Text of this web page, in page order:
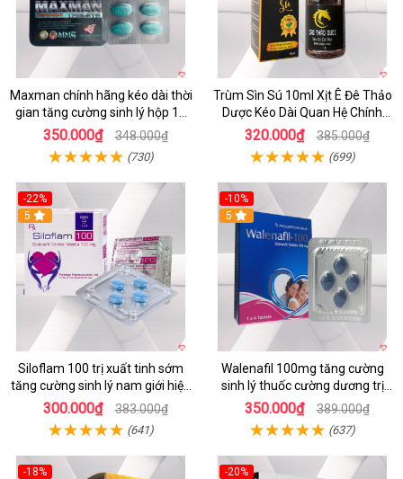
Maxman chính hãng kéo dài thời
gian tăng cường sinh lý hộp 10
viên
350.000₫ 348.000₫
(730)
Trùm Sìn Sú 10ml Xịt Ê Đê Thảo
Dược Kéo Dài Quan Hệ Chính
Hãng
320.000₫ 385.000₫
(699)
-22%
5
Siloflam 100 trị xuất tinh sớm
tăng cường sinh lý nam giới hiệu
quả
300.000₫ 383.000₫
(641)
-10%
5
Walenafil 100mg tăng cường
sinh lý thuốc cường dương trị
xuất tinh sớm kéo dài
350.000₫ 389.000₫
(637)
-18%
-20%